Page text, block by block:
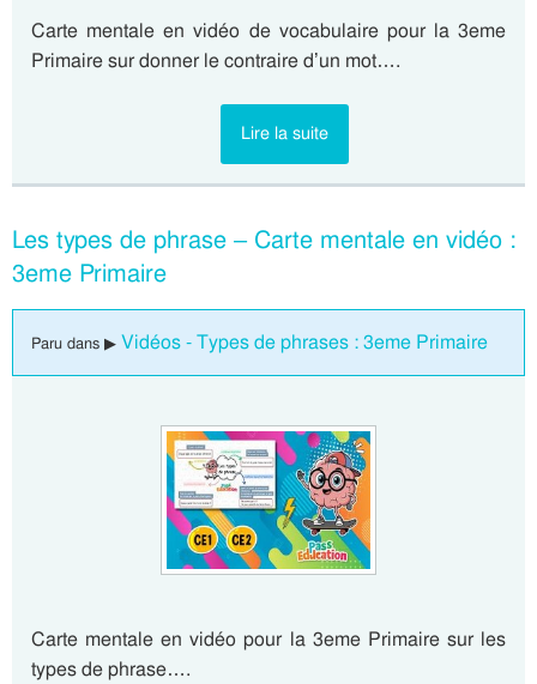
Carte mentale en vidéo de vocabulaire pour la 3eme
Primaire sur donner le contraire d’un mot….
Lire la suite
Les types de phrase – Carte mentale en vidéo :
3eme Primaire
Paru dans ▶ Vidéos - Types de phrases : 3eme Primaire
Carte mentale en vidéo pour la 3eme Primaire sur les
types de phrase….